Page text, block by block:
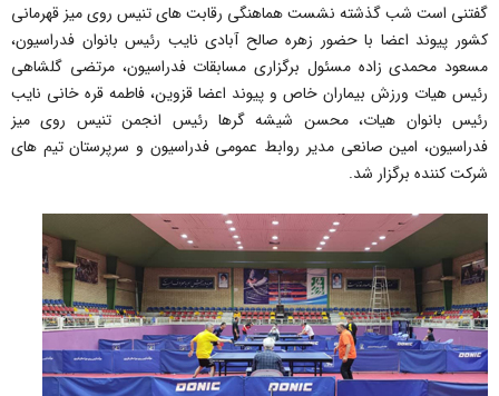
گفتنی است شب گذشته نشست هماهنگی رقابت های تنیس روی میز قهرمانی
کشور پیوند اعضا با حضور زهره صالح آبادی نایب رئیس بانوان فدراسیون،
مسعود محمدی زاده مسئول برگزاری مسابقات فدراسیون، مرتضی گلشاهی
رئیس هیات ورزش بیماران خاص و پیوند اعضا قزوین، فاطمه قره خانی نایب
رئیس بانوان هیات، محسن شیشه گرها رئیس انجمن تنیس روی میز
فدراسیون، امین صانعی مدیر روابط عمومی فدراسیون و سرپرستان تیم های
شرکت کننده برگزار شد.